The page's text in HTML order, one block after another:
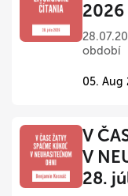
2026
období
05. Aug
V
V
28.